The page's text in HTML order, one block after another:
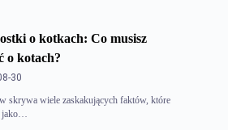
o kotkach: Co musisz
o kotach?
30
skrywa wiele zaskakujących faktów, które
jako…